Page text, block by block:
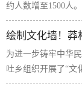
约人数增至1500人
绝美。当地还推出
绘制文化墙！莽
为进一步铸牢中华
吐乡组织开展了“文
齐齐哈尔市犀牛画